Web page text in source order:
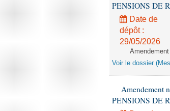
PENSIONS DE
Date de
dépôt :
29/05/2026
Voir le dossier
Amendement
PENSIONS DE